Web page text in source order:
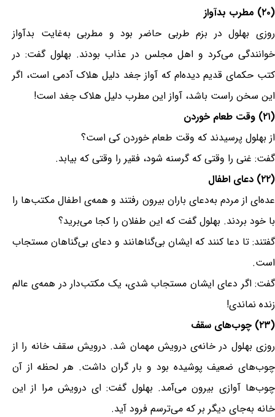
(۲۰) مطرب بدآواز
روزی بهلول در بزم طربی حاضر بود و مطربی به‌غایت بدآواز
خوانندگی می‌کرد و اهل مجلس در عذاب بودند. بهلول گفت: در
کتب حکمای قدیم دیده‌ام که آواز جغد دلیل هلاک آدمی است، اگر
این سخن راست باشد، آواز این مطرب دلیل هلاک جغد است!
(۲۱) وقت طعام خوردن
از بهلول پرسیدند که وقت طعام خوردن کی است؟
گفت: غنی را وقتی که گرسنه شود، فقیر را وقتی که بیابد.
(۲۲) دعای اطفال
عده‌ای از مردم به‌دعای باران بیرون رفتند و همه‌ی اطفال مکتب‌ها را
با خود بردند. بهلول گفت که این طفلان را کجا می‌برید؟
گفتند: تا دعا کنند که ایشان بی‌گناهانند و دعای بی‌گناهان مستجاب
است.
گفت: اگر دعای ایشان مستجاب شدی، یک مکتب‌دار در همه‌ی عالم
زنده نماندی!
(۲۳) چوب‌های سقف
روزی بهلول در خانه‌ی درویش مهمان شد. درویش سقف خانه را از
چوب‌های ضعیف پوشیده بود و بار گران داشت. هر لحظه از آن
چوب‌ها آوازی بیرون می‌آمد. بهلول گفت: ای درویش مرا از این
خانه به‌جای دیگر بر که می‌ترسم فرود آید.